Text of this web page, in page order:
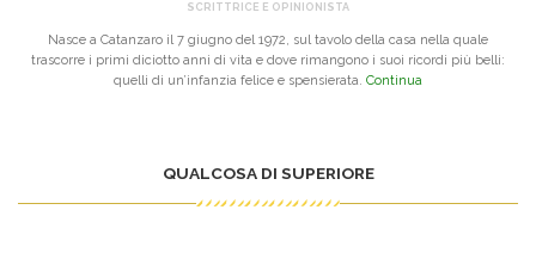
SCRITTRICE E OPINIONISTA
Nasce a Catanzaro il 7 giugno del 1972, sul tavolo della casa nella quale
trascorre i primi diciotto anni di vita e dove rimangono i suoi ricordi più belli:
quelli di un’infanzia felice e spensierata. Continua
QUALCOSA DI SUPERIORE